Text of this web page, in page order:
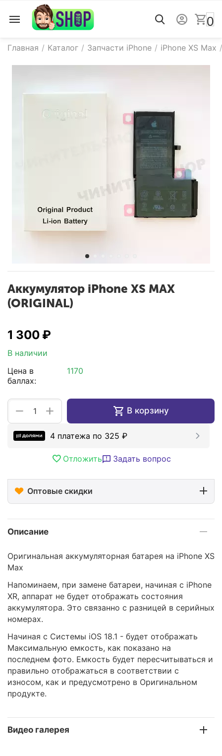
0
Главная / Каталог / Запчасти iPhone / iPhone XS Max /
Аккумулятор iPhone XS MAX
(ORIGINAL)
1 300 ₽
В наличии
Цена в
баллах:
1170
+
− В корзину
4 платежа по 325 ₽
Отложить Задать вопрос
Оптовые скидки
Описание
Оригинальная аккумуляторная батарея на iPhone XS
Max
Напоминаем, при замене батареи, начиная с iPhone
XR, аппарат не будет отображать состояния
аккумулятора. Это связанно с разницей в серийных
номерах.
Начиная с Системы iOS 18.1 - будет отображать
Максимальную емкость, как показано на
последнем фото. Емкость будет пересчитываться и
правильно отображаться в соответствии с
износом, как и предусмотрено в Оригинальном
продукте.
Видео галерея